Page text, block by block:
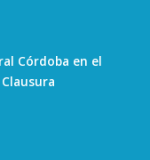
Córdoba en el